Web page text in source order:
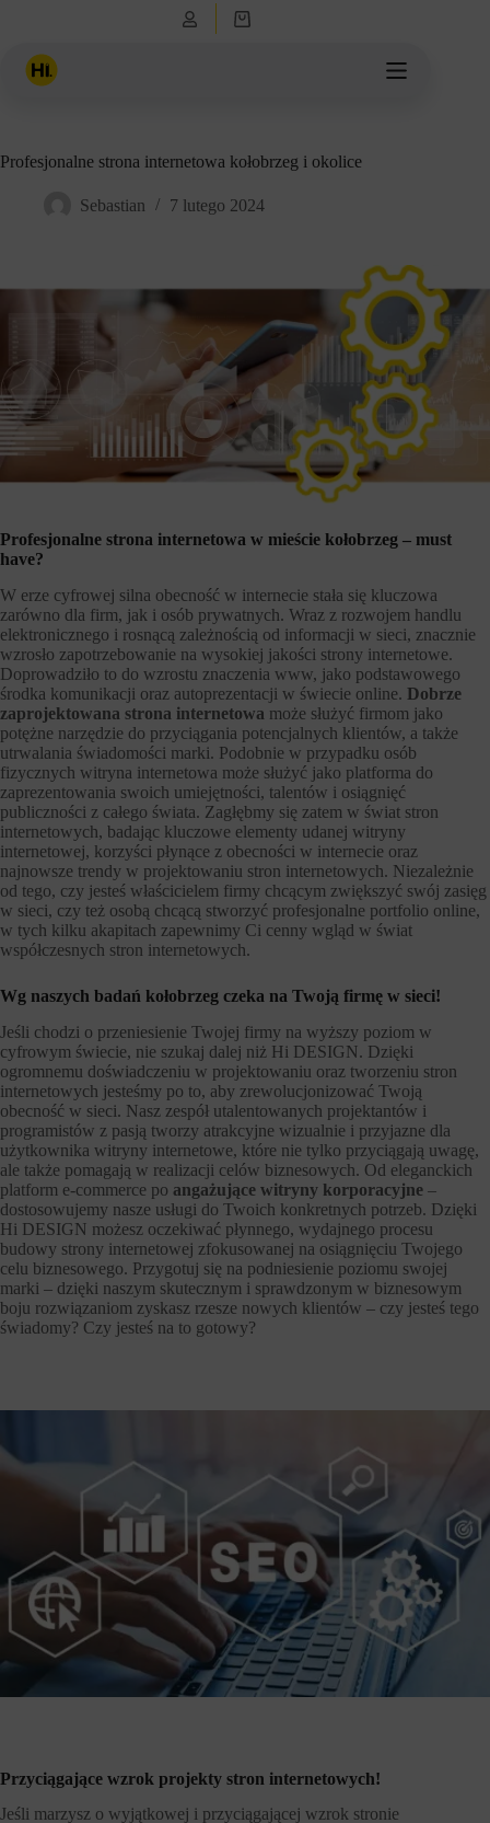
Koszyk
Profesjonalne strona internetowa kołobrzeg i okolice
Sebastian 7 lutego 2024
Profesjonalne strona internetowa w mieście kołobrzeg – must
have?
W erze cyfrowej silna obecność w internecie stała się kluczowa
zarówno dla firm, jak i osób prywatnych. Wraz z rozwojem handlu
elektronicznego i rosnącą zależnością od informacji w sieci, znacznie
wzrosło zapotrzebowanie na wysokiej jakości strony internetowe.
Doprowadziło to do wzrostu znaczenia www, jako podstawowego
środka komunikacji oraz autoprezentacji w świecie online. Dobrze
zaprojektowana strona internetowa może służyć firmom jako
potężne narzędzie do przyciągania potencjalnych klientów, a także
utrwalania świadomości marki. Podobnie w przypadku osób
fizycznych witryna internetowa może służyć jako platforma do
zaprezentowania swoich umiejętności, talentów i osiągnięć
publiczności z całego świata. Zagłębmy się zatem w świat stron
internetowych, badając kluczowe elementy udanej witryny
internetowej, korzyści płynące z obecności w internecie oraz
najnowsze trendy w projektowaniu stron internetowych. Niezależnie
od tego, czy jesteś właścicielem firmy chcącym zwiększyć swój zasięg
w sieci, czy też osobą chcącą stworzyć profesjonalne portfolio online,
w tych kilku akapitach zapewnimy Ci cenny wgląd w świat
współczesnych stron internetowych.
Wg naszych badań kołobrzeg czeka na Twoją firmę w sieci!
Jeśli chodzi o przeniesienie Twojej firmy na wyższy poziom w
cyfrowym świecie, nie szukaj dalej niż Hi DESIGN. Dzięki
ogromnemu doświadczeniu w projektowaniu oraz tworzeniu stron
internetowych jesteśmy po to, aby zrewolucjonizować Twoją
obecność w sieci. Nasz zespół utalentowanych projektantów i
programistów z pasją tworzy atrakcyjne wizualnie i przyjazne dla
użytkownika witryny internetowe, które nie tylko przyciągają uwagę,
ale także pomagają w realizacji celów biznesowych. Od eleganckich
platform e-commerce po angażujące witryny korporacyjne –
dostosowujemy nasze usługi do Twoich konkretnych potrzeb. Dzięki
Hi DESIGN możesz oczekiwać płynnego, wydajnego procesu
budowy strony internetowej zfokusowanej na osiągnięciu Twojego
celu biznesowego. Przygotuj się na podniesienie poziomu swojej
marki – dzięki naszym skutecznym i sprawdzonym w biznesowym
boju rozwiązaniom zyskasz rzesze nowych klientów – czy jesteś tego
świadomy? Czy jesteś na to gotowy?
Przyciągające wzrok projekty stron internetowych!
Jeśli marzysz o wyjątkowej i przyciągającej wzrok stronie